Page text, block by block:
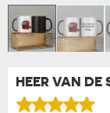
HEER VAN DE